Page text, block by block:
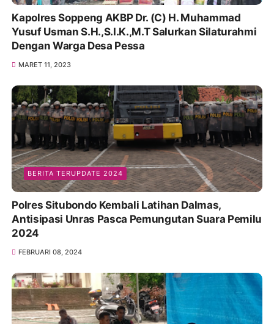
Kapolres Soppeng AKBP Dr. (C) H. Muhammad
Yusuf Usman S.H.,S.I.K.,M.T Salurkan Silaturahmi
Dengan Warga Desa Pessa
MARET 11, 2023
BERITA TERUPDATE 2024
Polres Situbondo Kembali Latihan Dalmas,
Antisipasi Unras Pasca Pemungutan Suara Pemilu
2024
FEBRUARI 08, 2024